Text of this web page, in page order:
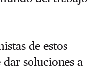
de estos
dar soluciones a